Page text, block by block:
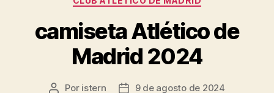
camiseta Atlético de
Madrid 2024
Autor
Por istern
Fecha9 de agosto de 2024